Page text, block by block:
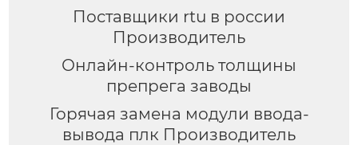
Поставщики rtu в россии
Производитель
Онлайн-контроль толщины
препрега заводы
Горячая замена модули ввода-
вывода плк Производитель